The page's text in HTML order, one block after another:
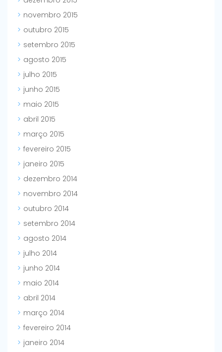
novembro 2015
outubro 2015
setembro 2015
agosto 2015
julho 2015
junho 2015
maio 2015
abril 2015
março 2015
fevereiro 2015
janeiro 2015
dezembro 2014
novembro 2014
outubro 2014
setembro 2014
agosto 2014
julho 2014
junho 2014
maio 2014
abril 2014
março 2014
fevereiro 2014
janeiro 2014